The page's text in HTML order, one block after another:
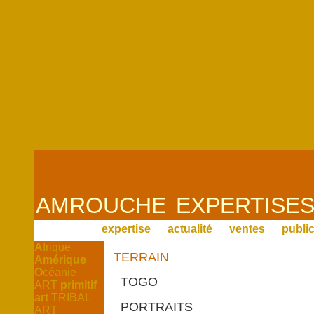
AMROUCHE
expertise actualité ventes
Afrique
Amérique
Océanie
ART primitif
art TRIBAL
ART
TERRAIN
TOGO
PORTRAITS